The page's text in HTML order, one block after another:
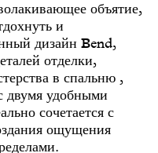
объятие,
и
дизайн Bend,
отделки,
в спальню ,
двумя удобными
сочетается с
ощущения